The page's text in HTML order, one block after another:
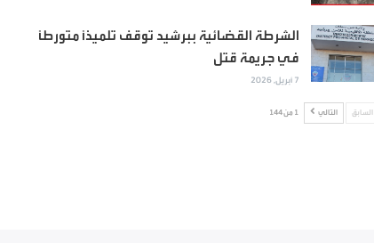
الشرطة القضائية ببرشيد توقف تلميذاً متورطاً
في جريمة قتل
7 أبريل, 2026
السابق التالي 1 من 144